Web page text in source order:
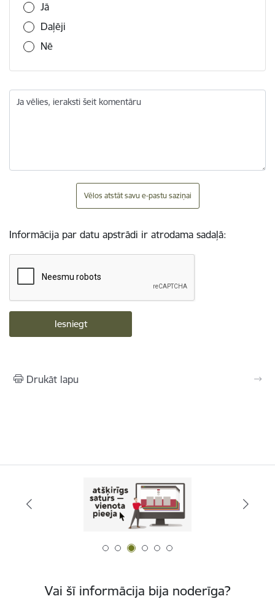
Jā
Daļēji
Nē
Ja vēlies, ieraksti šeit komentāru
Vēlos atstāt savu e-pastu saziņai
Informācija par datu apstrādi ir atrodama sadaļā:
Drukāt lapu
Vai šī informācija bija noderīga?